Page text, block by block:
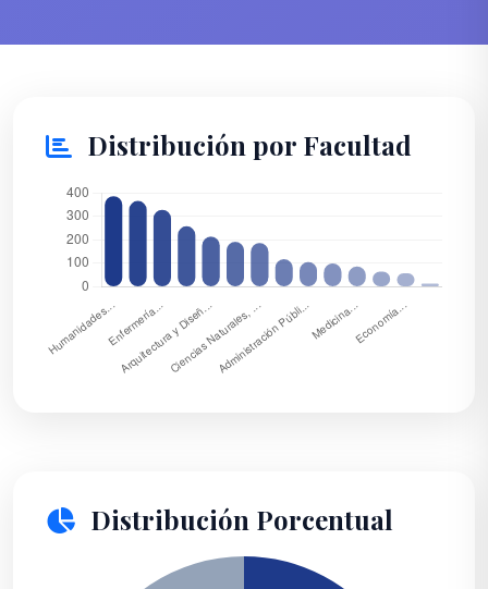
Distribución por Facultad
Distribución Porcentual